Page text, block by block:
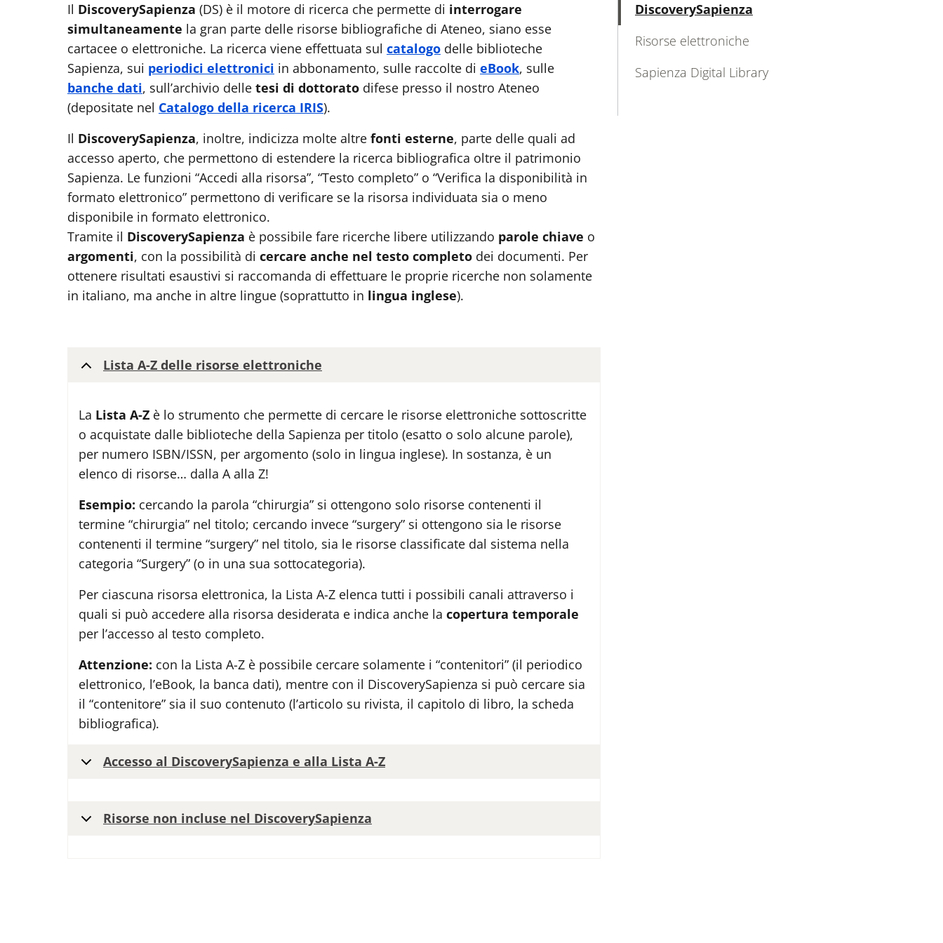
Il DiscoverySapienza (DS) è il motore di ricerca che permette di interrogare
simultaneamente la gran parte delle risorse bibliografiche di Ateneo, siano esse
cartacee o elettroniche. La ricerca viene effettuata sul catalogo delle biblioteche
Sapienza, sui periodici elettronici in abbonamento, sulle raccolte di eBook, sulle
banche dati, sull’archivio delle tesi di dottorato difese presso il nostro Ateneo
(depositate nel Catalogo della ricerca IRIS).
Il DiscoverySapienza, inoltre, indicizza molte altre fonti esterne, parte delle quali ad
accesso aperto, che permettono di estendere la ricerca bibliografica oltre il patrimonio
Sapienza. Le funzioni “Accedi alla risorsa”, “Testo completo” o “Verifica la disponibilità in
formato elettronico” permettono di verificare se la risorsa individuata sia o meno
disponibile in formato elettronico.
Tramite il DiscoverySapienza è possibile fare ricerche libere utilizzando parole chiave o
argomenti, con la possibilità di cercare anche nel testo completo dei documenti. Per
ottenere risultati esaustivi si raccomanda di effettuare le proprie ricerche non solamente
in italiano, ma anche in altre lingue (soprattutto in lingua inglese).
Lista A-Z delle risorse elettroniche
La Lista A-Z è lo strumento che permette di cercare le risorse elettroniche sottoscritte
o acquistate dalle biblioteche della Sapienza per titolo (esatto o solo alcune parole),
per numero ISBN/ISSN, per argomento (solo in lingua inglese). In sostanza, è un
elenco di risorse… dalla A alla Z!
Esempio: cercando la parola “chirurgia” si ottengono solo risorse contenenti il
termine “chirurgia” nel titolo; cercando invece “surgery” si ottengono sia le risorse
contenenti il termine “surgery” nel titolo, sia le risorse classificate dal sistema nella
categoria “Surgery” (o in una sua sottocategoria).
Per ciascuna risorsa elettronica, la Lista A-Z elenca tutti i possibili canali attraverso i
quali si può accedere alla risorsa desiderata e indica anche la copertura temporale
per l’accesso al testo completo.
Attenzione: con la Lista A-Z è possibile cercare solamente i “contenitori” (il periodico
elettronico, l’eBook, la banca dati), mentre con il DiscoverySapienza si può cercare sia
il “contenitore” sia il suo contenuto (l’articolo su rivista, il capitolo di libro, la scheda
bibliografica).
Accesso al DiscoverySapienza e alla Lista A-Z
Risorse non incluse nel DiscoverySapienza
DiscoverySapienza
Risorse elettroniche
Sapienza Digital Library